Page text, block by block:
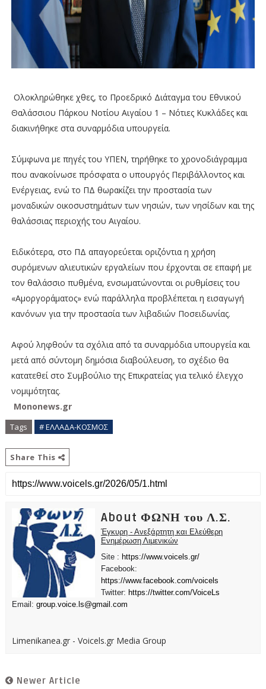
Ολοκληρώθηκε χθες, το Προεδρικό Διάταγμα του Εθνικού
Θαλάσσιου Πάρκου Νοτίου Αιγαίου 1 – Νότιες Κυκλάδες και
διακινήθηκε στα συναρμόδια υπουργεία.
Σύμφωνα με πηγές του ΥΠΕΝ, τηρήθηκε το χρονοδιάγραμμα
που ανακοίνωσε πρόσφατα ο υπουργός Περιβάλλοντος και
Ενέργειας, ενώ το ΠΔ θωρακίζει την προστασία των
μοναδικών οικοσυστημάτων των νησιών, των νησίδων και της
θαλάσσιας περιοχής του Αιγαίου.
Ειδικότερα, στο ΠΔ απαγορεύεται οριζόντια η χρήση
συρόμενων αλιευτικών εργαλείων που έρχονται σε επαφή με
τον θαλάσσιο πυθμένα, ενσωματώνονται οι ρυθμίσεις του
«Αμοργοράματος» ενώ παράλληλα προβλέπεται η εισαγωγή
κανόνων για την προστασία των λιβαδιών Ποσειδωνίας.
Αφού ληφθούν τα σχόλια από τα συναρμόδια υπουργεία και
μετά από σύντομη δημόσια διαβούλευση, το σχέδιο θα
κατατεθεί στο Συμβούλιο της Επικρατείας για τελικό έλεγχο
νομιμότητας.
Mononews.gr
Tags # ΕΛΛΑΔΑ-ΚΟΣΜΟΣ
Share This
About ΦΩΝΗ του Λ.Σ.
Έγκυρη - Ανεξάρτητη και Ελεύθερη
Ενημέρωση Λιμενικών
Site : https://www.voicels.gr/
Facebook:
https://www.facebook.com/voicels
Twitter: https://twitter.com/VoiceLs
Email: group.voice.ls@gmail.com
Limenikanea.gr - Voicels.gr Media Group
Newer Article